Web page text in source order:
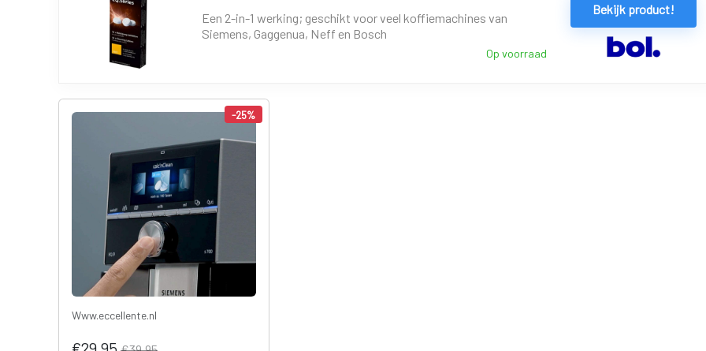
Een 2-in-1 werking; geschikt voor veel koffiemachines van
Siemens, Gaggenua, Neff en Bosch
Op voorraad
Bekijk product!
-25%
Www.eccellente.nl